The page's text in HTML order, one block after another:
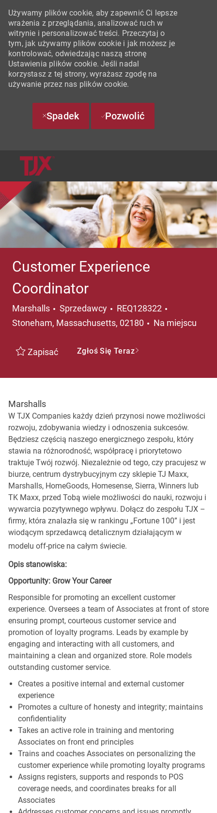
Używamy plików cookie, aby zapewnić Ci lepsze
wrażenia z przeglądania, analizować ruch w
witrynie i personalizować treści. Przeczytaj o
tym, jak używamy plików cookie i jak możesz je
kontrolować, odwiedzając naszą stronę
Ustawienia plików cookie. Jeśli nadal
korzystasz z tej strony, wyrażasz zgodę na
używanie przez nas plików cookie.
Spadek Pozwolić
Customer Experience
Coordinator
Marshalls Kategoria
Sprzedawcy REQ128322
Stoneham, Massachusetts, 02180
Na miejscu
Zapisać Zgłoś Się Teraz
Marshalls
W TJX Companies każdy dzień przynosi nowe możliwości
rozwoju, zdobywania wiedzy i odnoszenia sukcesów.
Będziesz częścią naszego energicznego zespołu, który
stawia na różnorodność, współpracę i priorytetowo
traktuje Twój rozwój. Niezależnie od tego, czy pracujesz w
biurze, centrum dystrybucyjnym czy sklepie TJ Maxx,
Marshalls, HomeGoods, Homesense, Sierra, Winners lub
TK Maxx, przed Tobą wiele możliwości do nauki, rozwoju i
wywarcia pozytywnego wpływu. Dołącz do zespołu TJX –
firmy, która znalazła się w rankingu „Fortune 100” i jest
wiodącym sprzedawcą detalicznym działającym w
modelu off-price na całym świecie.
Opis stanowiska:
Opportunity: Grow Your Career
Responsible for promoting an excellent customer
experience. Oversees a team of Associates at front of store
ensuring prompt, courteous customer service and
promotion of loyalty programs. Leads by example by
engaging and interacting with all customers, and
maintaining a clean and organized store. Role models
outstanding customer service.
Creates a positive internal and external customer
experience
Promotes a culture of honesty and integrity; maintains
confidentiality
Takes an active role in training and mentoring
Associates on front end principles
Trains and coaches Associates on personalizing the
customer experience while promoting loyalty programs
Assigns registers, supports and responds to POS
coverage needs, and coordinates breaks for all
Associates